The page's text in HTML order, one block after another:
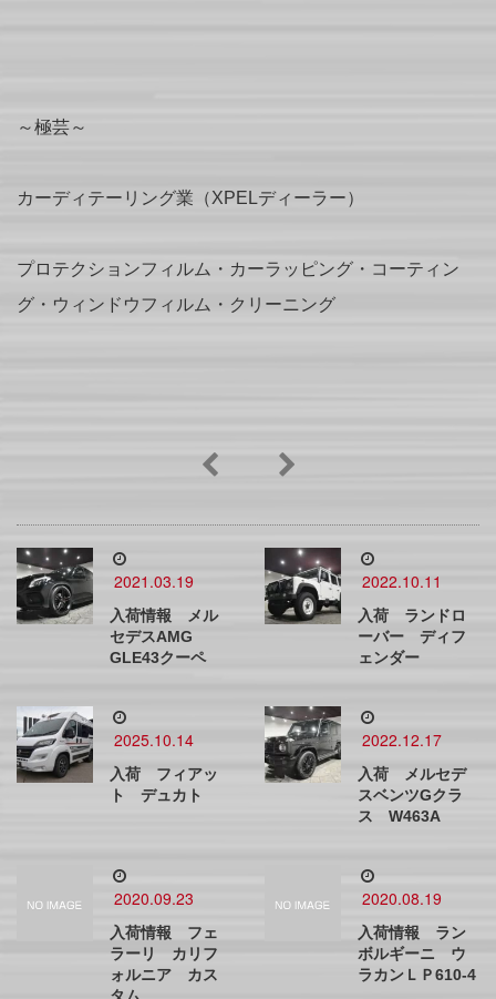
～極芸～
カーディテーリング業（XPELディーラー）
プロテクションフィルム・カーラッピング・コーティン
グ・ウィンドウフィルム・クリーニング
2021.03.19
入荷情報 メル
セデスAMG
GLE43クーペ
2022.10.11
入荷 ランドロ
ーバー ディフ
ェンダー
2025.10.14
入荷 フィアッ
ト デュカト
2022.12.17
入荷 メルセデ
スベンツGクラ
ス W463A
2020.09.23
入荷情報 フェ
ラーリ カリフ
ォルニア カス
2020.08.19
入荷情報 ラン
ボルギーニ ウ
ラカンＬＰ610-4